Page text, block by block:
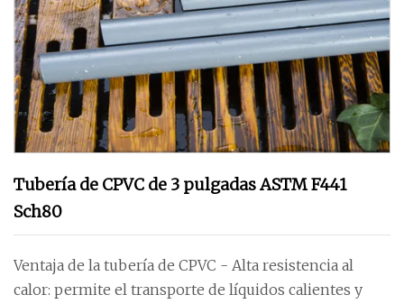
Tubería de CPVC de 3 pulgadas ASTM F441
Sch80
Ventaja de la tubería de CPVC - Alta resistencia al
calor: permite el transporte de líquidos calientes y